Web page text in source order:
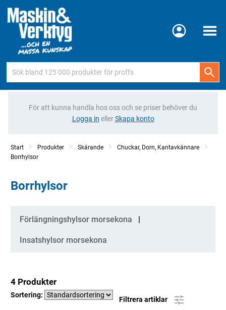
Meny
För att kunna handla hos oss och se priser behöver du
Logga in ellerSkapa konto
Start Produkter Skärande
Chuckar, Dorn, Kantavkännare
Borrhylsor
Borrhylsor
Kategorier
Förlängningshylsor morsekona
Insatshylsor morsekona
4 Produkter
Sortering:
Filtrera artiklar